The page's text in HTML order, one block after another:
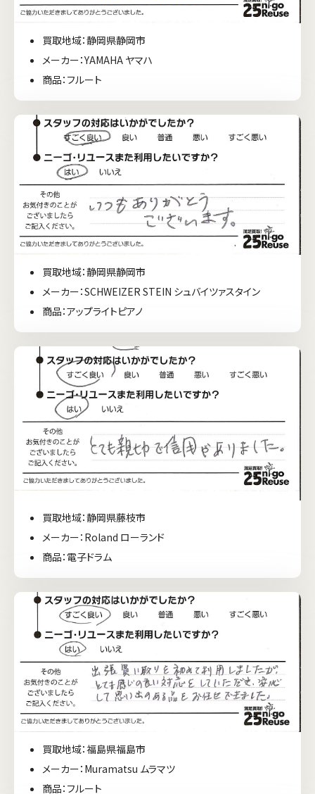
買取地域：静岡県静岡市
メーカー：YAMAHA ヤマハ
商品：フルート
買取地域：静岡県静岡市
メーカー：SCHWEIZER STEIN シュバイツァスタイン
商品：アップライトピアノ
買取地域：静岡県藤枝市
メーカー：Roland ローランド
商品：電子ドラム
買取地域：福島県福島市
メーカー：Muramatsu ムラマツ
商品：フルート